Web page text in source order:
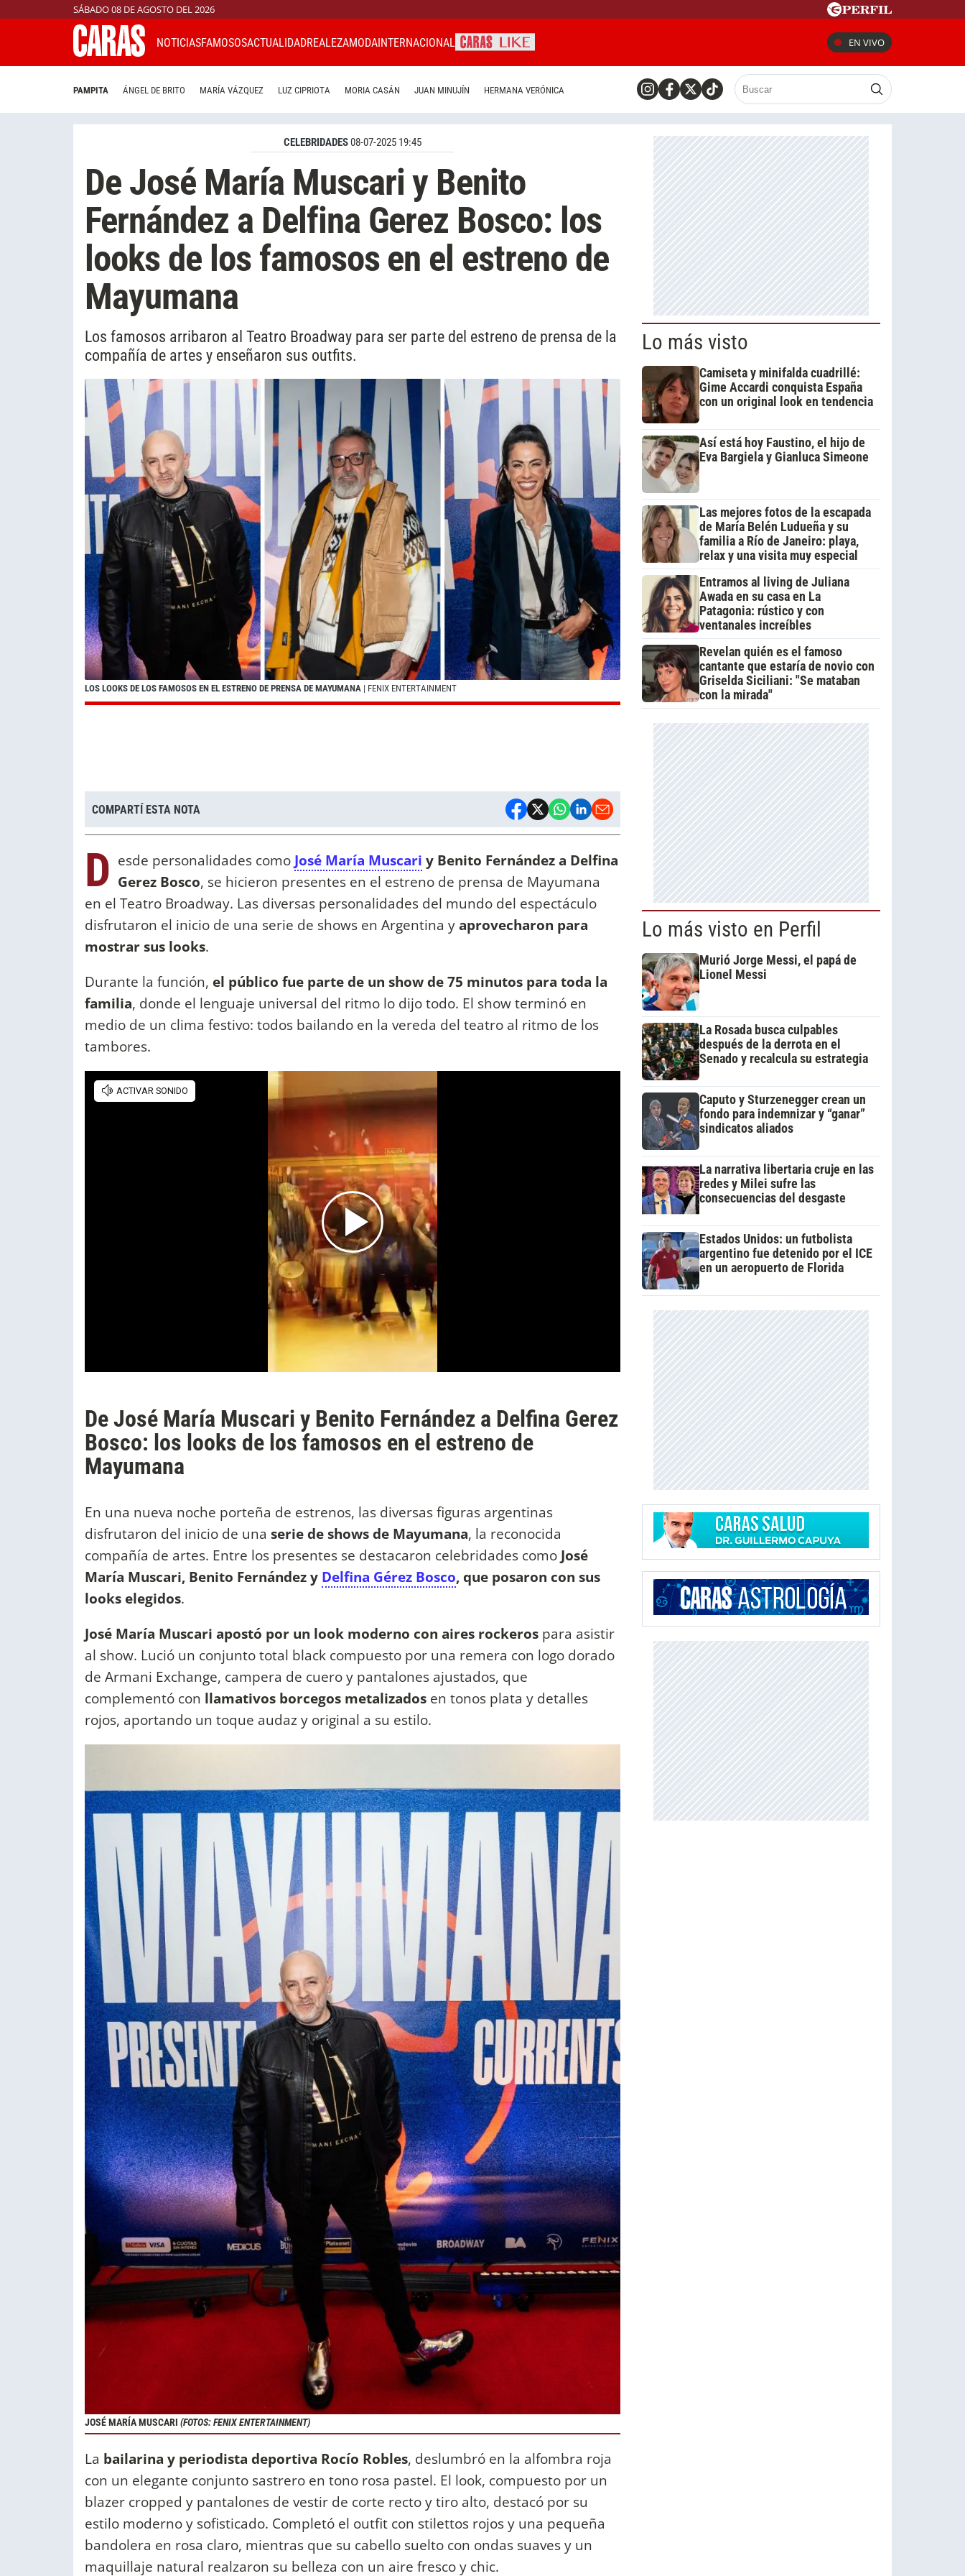
SÁBADO 08 DE AGOSTO DEL 2026
NOTICIASFAMOSOSACTUALIDADREALEZAMODAINTERNACIONAL EN VIVO
PAMPITA ÁNGEL DE BRITO MARÍA VÁZQUEZ LUZ CIPRIOTA MORIA CASÁN JUAN MINUJÍN HERMANA VERÓNICA
CELEBRIDADES08-07-2025 19:45
De José María Muscari y Benito
Fernández a Delfina Gerez Bosco: los
looks de los famosos en el estreno de
Mayumana
Los famosos arribaron al Teatro Broadway para ser parte del estreno de prensa de la
compañía de artes y enseñaron sus outfits.
LOS LOOKS DE LOS FAMOSOS EN EL ESTRENO DE PRENSA DE MAYUMANA | FENIX ENTERTAINMENT
COMPARTÍ ESTA NOTA
D esde personalidades como José María Muscari y Benito Fernández a Delfina
Gerez Bosco, se hicieron presentes en el estreno de prensa de Mayumana
en el Teatro Broadway. Las diversas personalidades del mundo del espectáculo
disfrutaron el inicio de una serie de shows en Argentina yaprovecharon para
mostrar sus looks.
Durante la función, el público fue parte de un show de 75 minutos para toda la
familia, donde el lenguaje universal del ritmo lo dijo todo. El show terminó en
medio de un clima festivo: todos bailando en la vereda del teatro al ritmo de los
tambores.
De José María Muscari y Benito Fernández a Delfina Gerez
Bosco: los looks de los famosos en el estreno de
Mayumana
En una nueva noche porteña de estrenos, las diversas figuras argentinas
disfrutaron del inicio de una serie de shows de Mayumana, la reconocida
compañía de artes. Entre los presentes se destacaron celebridades como José
María Muscari, Benito Fernández y Delfina Gérez Bosco, que posaron con sus
looks elegidos.
José María Muscari apostó por un look moderno con aires rockeros para asistir
al show. Lució un conjunto total black compuesto por una remera con logo dorado
de Armani Exchange, campera de cuero y pantalones ajustados, que
complementó con llamativos borcegos metalizados en tonos plata y detalles
rojos, aportando un toque audaz y original a su estilo.
JOSÉ MARÍA MUSCARI (FOTOS: FENIX ENTERTAINMENT)
La bailarina y periodista deportiva Rocío Robles, deslumbró en la alfombra roja
con un elegante conjunto sastrero en tono rosa pastel. El look, compuesto por un
blazer cropped y pantalones de vestir de corte recto y tiro alto, destacó por su
estilo moderno y sofisticado. Completó el outfit con stilettos rojos y una pequeña
bandolera en rosa claro, mientras que su cabello suelto con ondas suaves y un
maquillaje natural realzaron su belleza con un aire fresco y chic.
Lo más visto
Camiseta y minifalda cuadrillé:
Gime Accardi conquista España
con un original look en tendencia
Así está hoy Faustino, el hijo de
Eva Bargiela y Gianluca Simeone
Las mejores fotos de la escapada
de María Belén Ludueña y su
familia a Río de Janeiro: playa,
relax y una visita muy especial
Entramos al living de Juliana
Awada en su casa en La
Patagonia: rústico y con
ventanales increíbles
Revelan quién es el famoso
cantante que estaría de novio con
Griselda Siciliani: "Se mataban
con la mirada"
Lo más visto en Perfil
Murió Jorge Messi, el papá de
Lionel Messi
La Rosada busca culpables
después de la derrota en el
Senado y recalcula su estrategia
Caputo y Sturzenegger crean un
fondo para indemnizar y “ganar”
sindicatos aliados
La narrativa libertaria cruje en las
redes y Milei sufre las
consecuencias del desgaste
Estados Unidos: un futbolista
argentino fue detenido por el ICE
en un aeropuerto de Florida